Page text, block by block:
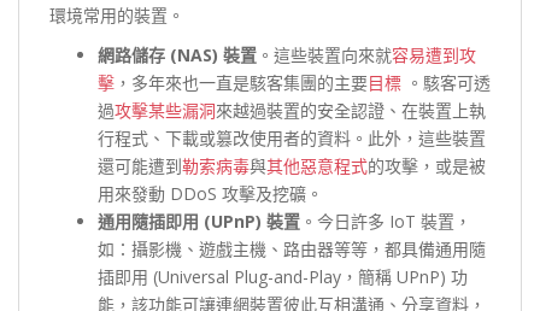
環境常用的裝置。
網路儲存 (NAS) 裝置 。這些裝置向來就容易遭到攻
擊 ，多年來也一直是駭客集團的主要目標 。駭客可透
過攻擊某些漏洞來越過裝置的安全認證、在裝置上執
行程式、下載或篡改使用者的資料。此外，這些裝置
還可能遭到勒索病毒與其他惡意程式的攻擊，或是被
用來發動 DDoS 攻擊及挖礦。
通用隨插即用 (UPnP) 裝置 。今日許多 IoT 裝置，
如：攝影機、遊戲主機、路由器等等，都具備通用隨
插即用 (Universal Plug-and-Play，簡稱 UPnP) 功
能，該功能可讓連網裝置彼此互相溝通、分享資料，